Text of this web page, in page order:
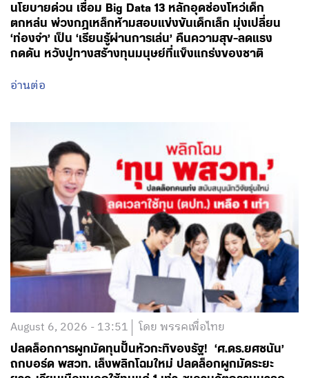
นโยบายด่วน เชื่อม Big Data 13 หลักอุดช่องโหว่เด็ก
ตกหล่น พ่วงกฎเหล็กห้ามสอบแข่งขันเด็กเล็ก มุ่งเปลี่ยน
‘ท่องจำ’ เป็น ‘เรียนรู้ผ่านการเล่น’ คืนความสุข-ลดแรง
กดดัน หวังปูทางสร้างทุนมนุษย์ที่แข็งแกร่งของชาติ
อ่านต่อ
August 6, 2026 - 13:51 โดย พรรคเพื่อไทย
ปลดล็อกการผูกมัดทุนปั้นหัวกะทิของรัฐ! ‘ศ.ดร.ยศชนัน’
ถกบอร์ด พสวท. เล็งพลิกโฉมใหม่ ปลดล็อกผูกมัดระยะ